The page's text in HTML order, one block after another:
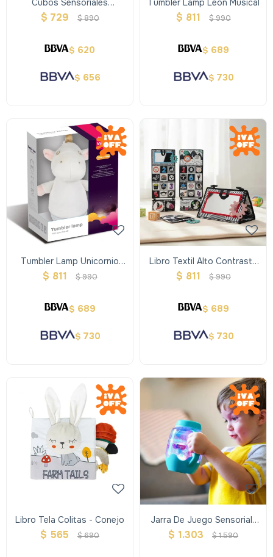
Cubos Sensoriales
Acolchonados
$ 729 $890
$ 620
$ 656
Tumbler Lamp Leon Musical
$ 811 $990
$ 689
$ 730
Tumbler Lamp Unicornio
Musical
$ 811 $990
$ 689
$ 730
Libro Textil Alto Contraste
Plegable Con Espejo
$ 811 $990
$ 689
$ 730
Libro Tela Colitas - Conejo
$ 565 $690
Jarra De Juego Sensorial-
Glo Pals - Azul
$ 1.303 $1.590